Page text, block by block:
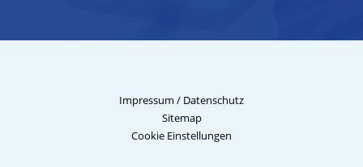
Impressum / Datenschutz
Sitemap
Cookie Einstellungen